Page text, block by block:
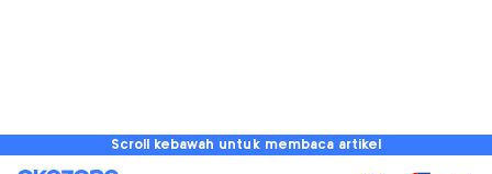
Scroll kebawah untuk membaca artikel